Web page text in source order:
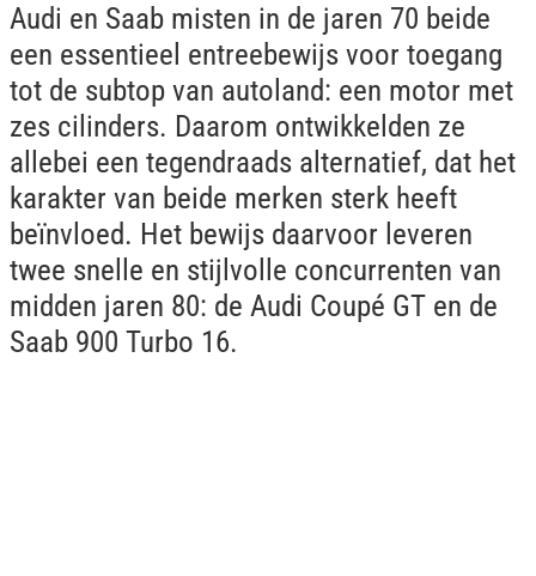
Audi en Saab misten in de jaren 70 beide
een essentieel entreebewijs voor toegang
tot de subtop van autoland: een motor met
zes cilinders. Daarom ontwikkelden ze
allebei een tegendraads alternatief, dat het
karakter van beide merken sterk heeft
beïnvloed. Het bewijs daarvoor leveren
twee snelle en stijlvolle concurrenten van
midden jaren 80: de Audi Coupé GT en de
Saab 900 Turbo 16.